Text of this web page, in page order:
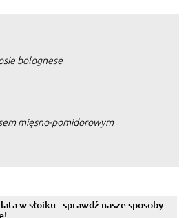
bolognese
mięsno-pomidorowym
w słoiku - sprawdź nasze sposoby